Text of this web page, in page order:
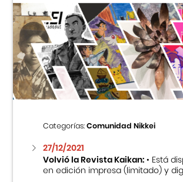
Categorías:Comunidad Nikkei
27/12/2021
Volvió la Revista Kaikan:• Está
en edición impresa (limitado) y